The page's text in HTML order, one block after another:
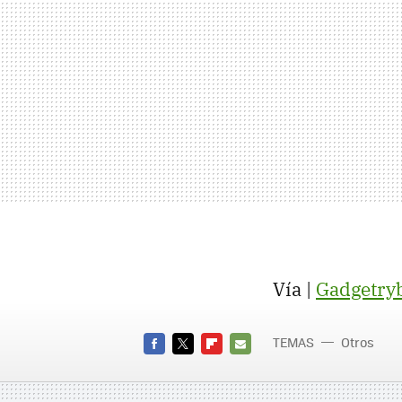
Vía |
MAIL
TEMAS Otros